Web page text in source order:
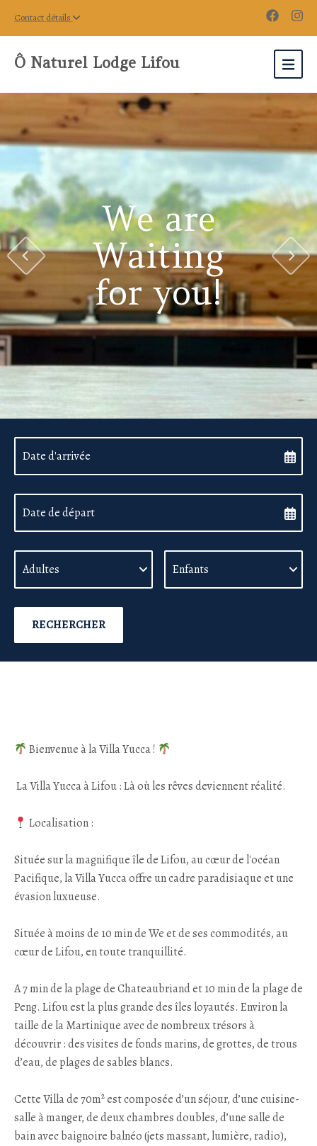
Contact détails
Ô Naturel Lodge Lifou
We are
Waiting
for you!
Bienvenue à la Villa Yucca !
La Villa Yucca à Lifou : Là où les rêves deviennent réalité.
Localisation :
Située sur la magnifique île de Lifou, au cœur de l'océan
Pacifique, la Villa Yucca offre un cadre paradisiaque et une
évasion luxueuse.
Située à moins de 10 min de We et de ses commodités, au
cœur de Lifou, en toute tranquillité.
A 7 min de la plage de Chateaubriand et 10 min de la plage de
Peng. Lifou est la plus grande des îles loyautés. Environ la
taille de la Martinique avec de nombreux trésors à
découvrir : des visites de fonds marins, de grottes, de trous
d’eau, de plages de sables blancs.
Cette Villa de 70m² est composée d’un séjour, d’une cuisine-
salle à manger, de deux chambres doubles, d’une salle de
bain avec baignoire balnéo (jets massant, lumière, radio),